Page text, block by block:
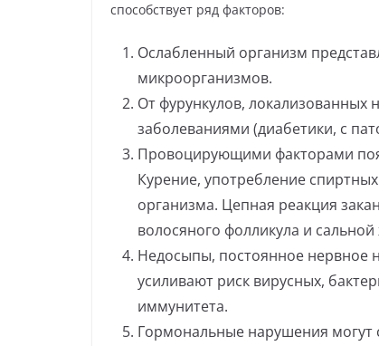
способствует ряд факторов:
Ослабленный организм
микроорганизмов.
От фурункулов, локализованных
заболеваниями (диабетики, с
Провоцирующими факторами
Курение, употребление
организма. Цепная реакция
волосяного фолликула и
Недосыпы, постоянное нервное
усиливают риск вирусных,
иммунитета.
Гормональные нарушения